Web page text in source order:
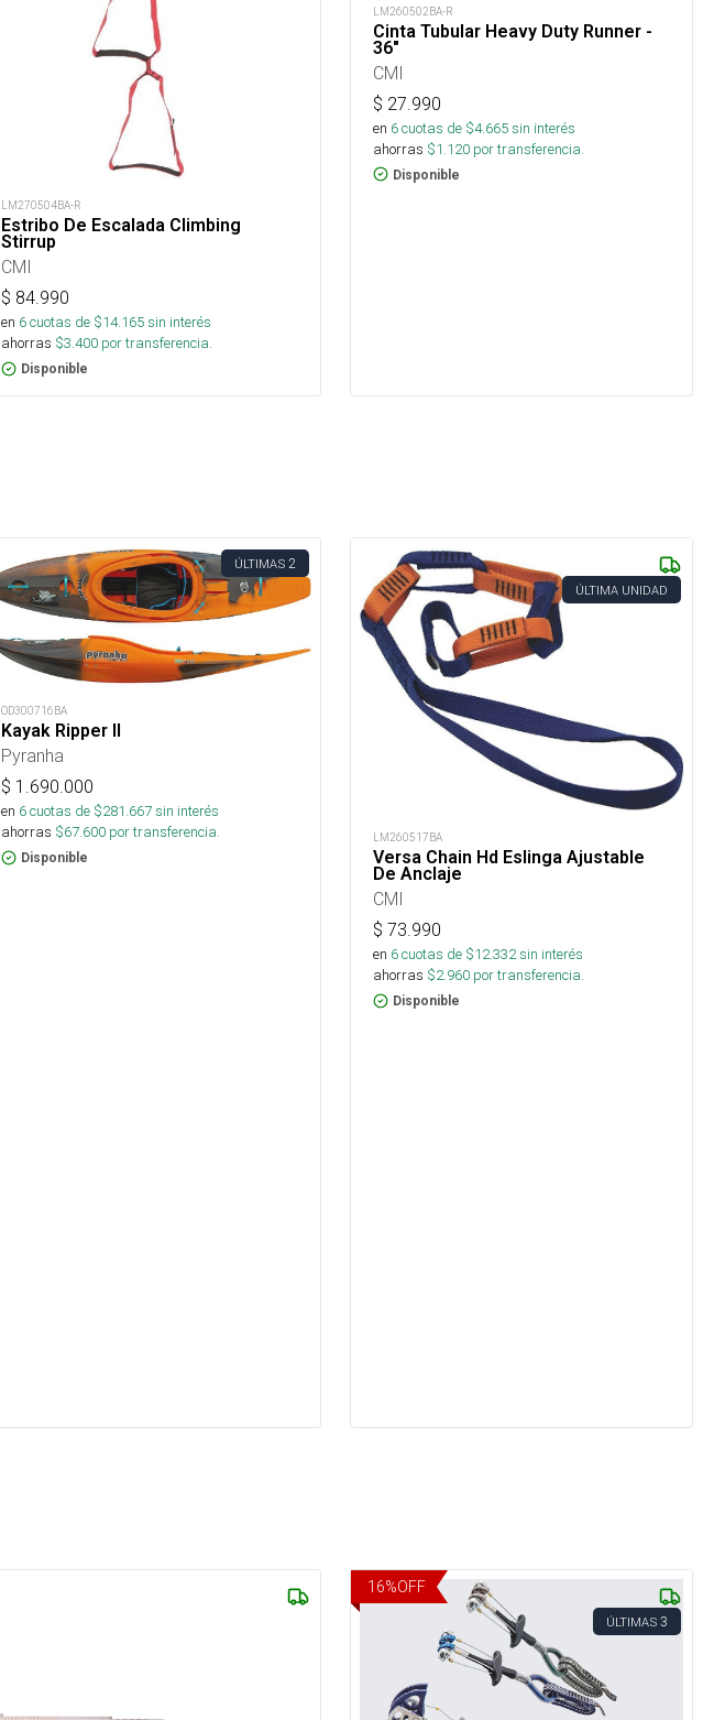
LM270504BA-R
Estribo De Escalada Climbing
Stirrup
CMI
$ 84.990
en 6cuotas de $14.165sin interés
ahorras $3.400 por transferencia.
Disponible
LM260502BA-R
Cinta Tubular Heavy Duty Runner -
36"
CMI
$ 27.990
en 6cuotas de $4.665sin interés
ahorras $1.120 por transferencia.
Disponible
ÚLTIMAS 2
OD300716BA
Kayak Ripper II
Pyranha
$ 1.690.000
en 6cuotas de $281.667sin interés
ahorras $67.600 por transferencia.
Disponible
ÚLTIMA UNIDAD
LM260517BA
Versa Chain Hd Eslinga Ajustable
De Anclaje
CMI
$ 73.990
en 6cuotas de $12.332sin interés
ahorras $2.960 por transferencia.
Disponible
16%OFF
ÚLTIMAS 3